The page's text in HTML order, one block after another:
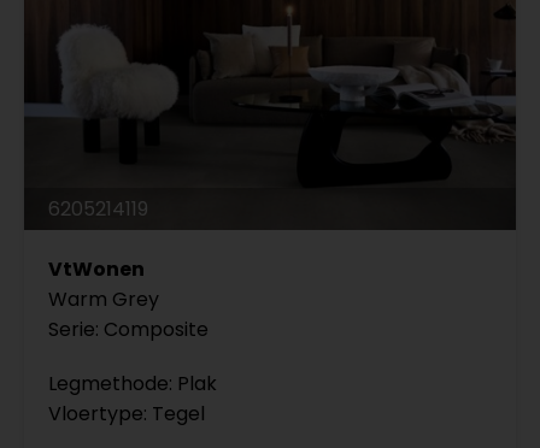
6205214119
VtWonen
Warm Grey
Serie: Composite
Legmethode: Plak
Vloertype: Tegel